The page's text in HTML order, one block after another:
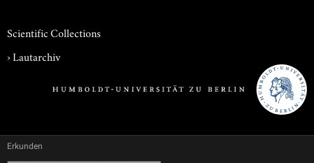
Scientific Collections
›Lautarchiv
Erkunden